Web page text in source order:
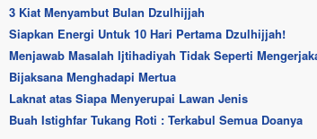
3 Kiat Menyambut Bulan Dzulhijjah
Siapkan Energi Untuk 10 Hari Pertama Dzulhijjah!
Menjawab Masalah Ijtihadiyah Tidak Seperti
Bijaksana Menghadapi Mertua
Laknat atas Siapa Menyerupai Lawan Jenis
Buah Istighfar Tukang Roti : Terkabul Semua Doanya